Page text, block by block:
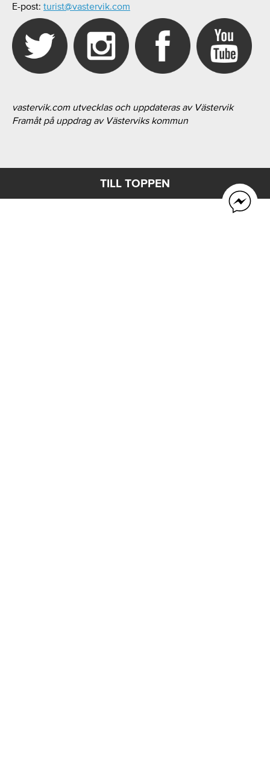
E-post: turist@vastervik.com
vastervik.com utvecklas och uppdateras av Västervik
Framåt på uppdrag av Västerviks kommun
TILL TOPPEN